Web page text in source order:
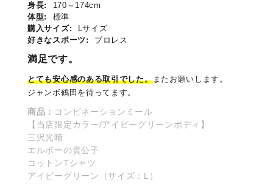
身長:
170～174cm
体型:
標準
購入サイズ:
Lサイズ
好きなスポーツ:
プロレス
満足です。
とても安心感のある取引でした。またお願いします。
ジャンボ鶴田を待ってます。
商品： コンビネーションミール
【当店限定カラー/アイビーグリーンボディ】
三沢光晴
エルボーの貴公子
コットンTシャツ
アイビーグリーン（サイズ：L）